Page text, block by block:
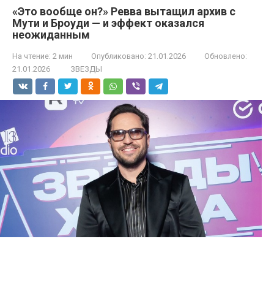
«Это вообще он?» Ревва вытащил архив с
Мути и Броуди — и эффект оказался
неожиданным
На чтение: 2 мин Опубликовано: 21.01.2026
Обновлено:
21.01.2026
ЗВЕЗДЫ